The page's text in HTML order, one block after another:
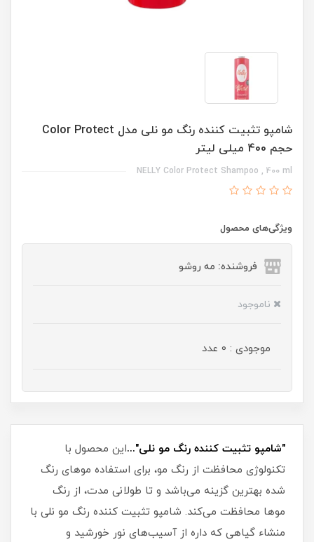
شامپو تثبیت کننده رنگ مو نلی مدل Color Protect
حجم 400 میلی لیتر
NELLY Color Protect Shampoo , 400 ml
ویژگی‌های محصول
فروشنده: مه رو‌شو
ناموجود
موجودی : 0 عدد
"شامپو تثبیت کننده رنگ مو نلی"...این محصول با
تکنولوژی محافظت از رنگ مو، برای استفاده موهای رنگ
شده بهترین گزینه می‌باشد و تا طولانی مدت، از رنگ
موها محافظت می‌کند. شامپو تثبیت کننده رنگ مو نلی با
منشاء گیاهی که داره از آسیب‌های نور خورشید و